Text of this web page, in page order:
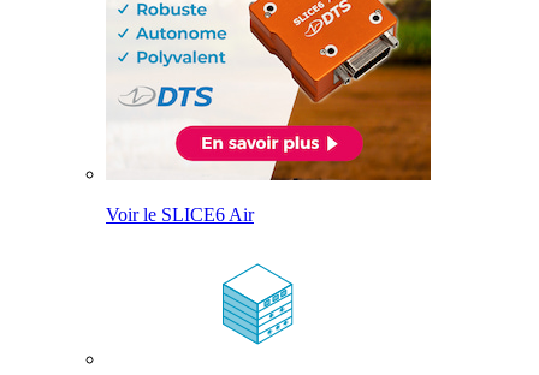
Voir le SLICE6 Air